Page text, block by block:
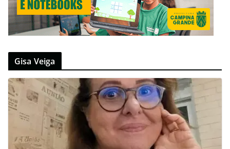
Gisa Veiga